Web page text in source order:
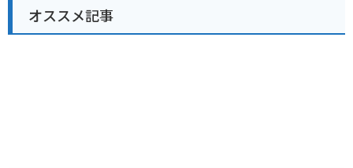
オススメ記事